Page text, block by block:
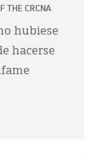
THE CRCNA
hubiese
hacerse